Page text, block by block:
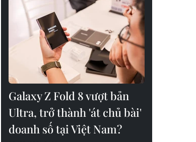
Galaxy Z Fold 8 vượt bản
Ultra, trở thành 'át chủ bài'
doanh số tại Việt Nam?